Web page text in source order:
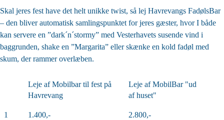
Skal jeres fest have det helt unikke twist, så lej Havrevangs FadølsBar
– den bliver automatisk samlingspunktet for jeres gæster, hvor I både
kan servere en ”dark´n´stormy” med Vesterhavets susende vind i
baggrunden, shake en ”Margarita” eller skænke en kold fadøl med
skum, der rammer overlæben.
Leje af Mobilbar til fest på
Havrevang
Leje af MobilBar "ud
af huset"
1
1.400,- 2.800,-